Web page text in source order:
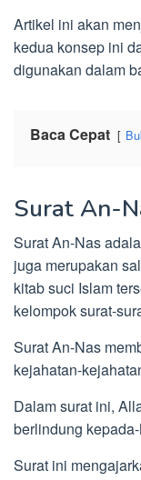
Artikel ini akan
kedua konsep ini
digunakan dalam
Baca Cepat
Surat An-
Surat An-Nas
juga merupakan
kitab suci Islam
kelompok surat-
Surat An-Nas
kejahatan-
Dalam surat ini,
berlindung
Surat ini